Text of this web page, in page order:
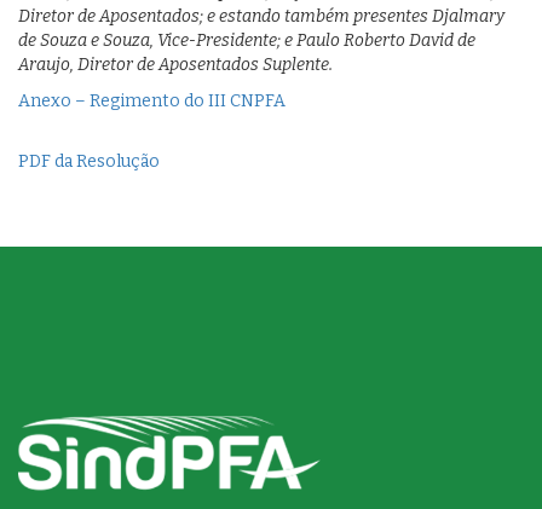
Diretor de Aposentados; e estando também presentes Djalmary
de Souza e Souza, Vice-Presidente; e Paulo Roberto David de
Araujo, Diretor de Aposentados Suplente.
Anexo – Regimento do III CNPFA
PDF da Resolução